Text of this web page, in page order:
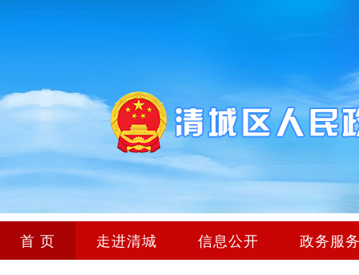
首 页 走进清城 信息公开 政务服